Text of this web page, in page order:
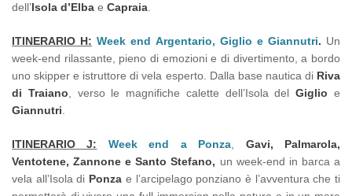
dell’Isola d’Elba e Capraia
ITINERARIO H: Week end Argentario, Giglio e Giannutri. Un
week-end rilassante, pieno di emozioni e di divertimento, a bordo
uno skipper e istruttore di vela esperto. Dalla base nautica di Riva
di Traiano , verso le magnifiche calette dell’Isola delGiglio e
Giannutri
ITINERARIO J: Week end a Ponza
Gavi, Palmarola,
Ventotene, Zannone e Santo Stefano, un week-end in barca a
vela all’Isola di Ponza e l’arcipelago ponziano è l’avventura che ti